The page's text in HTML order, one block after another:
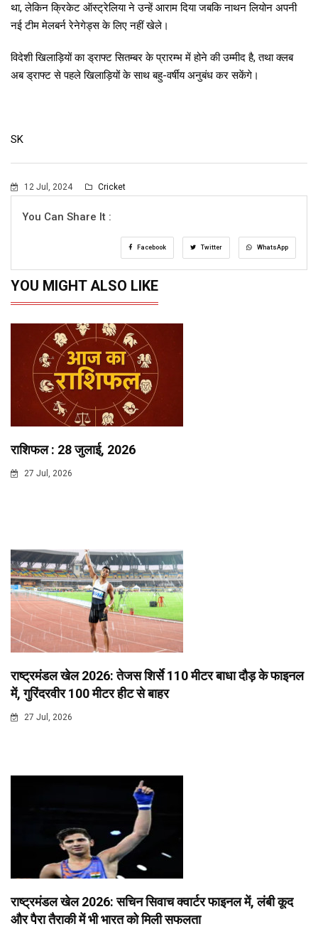
था, लेकिन क्रिकेट ऑस्ट्रेलिया ने उन्हें आराम दिया जबकि नाथन लियोन अपनी
नई टीम मेलबर्न रेनेगेड्स के लिए नहीं खेले।
विदेशी खिलाड़ियों का ड्राफ्ट सितम्बर के प्रारम्भ में होने की उम्मीद है, तथा क्लब
अब ड्राफ्ट से पहले खिलाड़ियों के साथ बहु-वर्षीय अनुबंध कर सकेंगे।
SK
12 Jul, 2024 Cricket
You Can Share It :
Facebook Twitter WhatsApp
YOU MIGHT ALSO LIKE
राशिफल : 28 जुलाई, 2026
27 Jul, 2026
राष्ट्रमंडल खेल 2026: तेजस शिर्से 110 मीटर बाधा दौड़ के फाइनल
में, गुरिंदरवीर 100 मीटर हीट से बाहर
27 Jul, 2026
राष्ट्रमंडल खेल 2026: सचिन सिवाच क्वार्टर फाइनल में, लंबी कूद
और पैरा तैराकी में भी भारत को मिली सफलता